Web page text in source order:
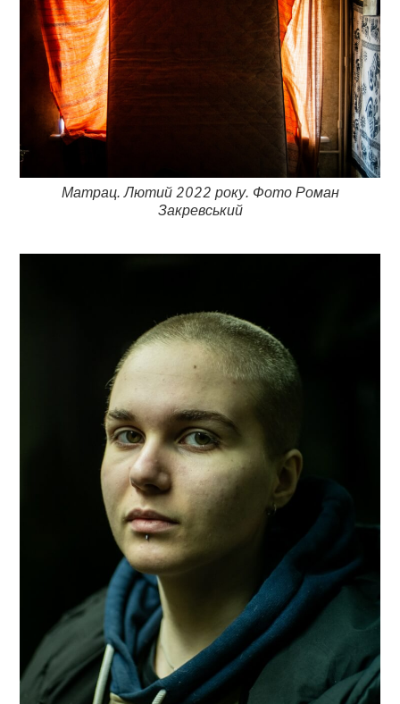
Матрац. Лютий 2022 року. Фото Роман
Закревський